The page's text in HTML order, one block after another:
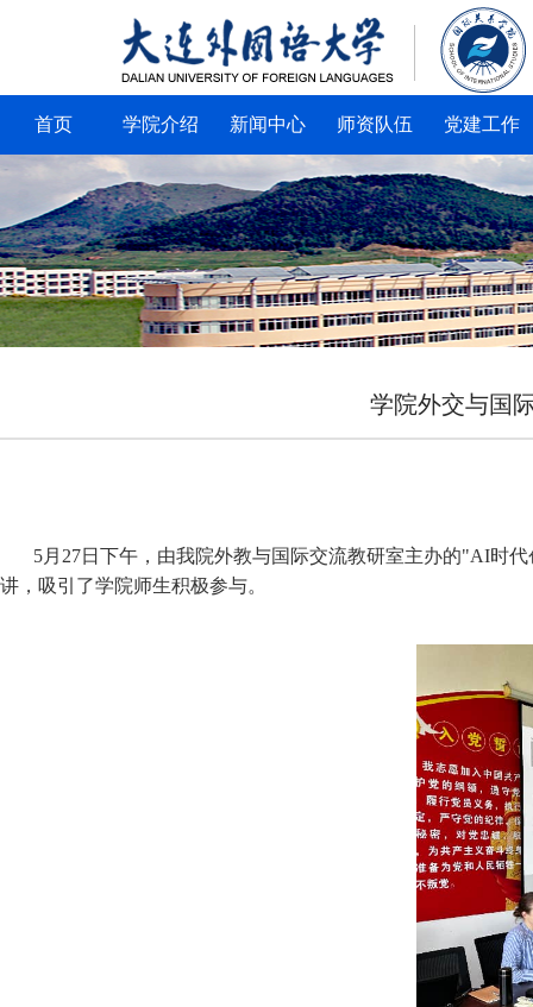
首页 学院介绍 新闻中心 师资队伍 党建工作
学院外交与国
5月27日下午，由我院外教与国际交流教研室主办的"AI时
讲，吸引了学院师生积极参与。